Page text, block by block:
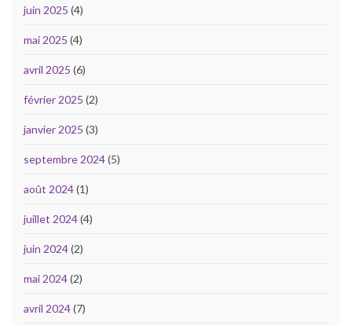
juin 2025 (4)
mai 2025 (4)
avril 2025 (6)
février 2025 (2)
janvier 2025 (3)
septembre 2024(5)
août 2024(1)
juillet 2024(4)
juin 2024(2)
mai 2024(2)
avril 2024(7)